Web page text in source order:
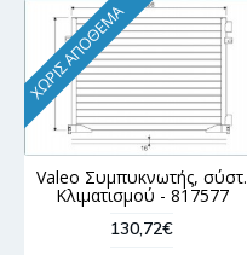
ΧΩΡΊΣ ΑΠΌΘΕΜΑ
Valeo Συμπυκνωτής, σύστ.
Κλιματισμού - 817577
130,72€